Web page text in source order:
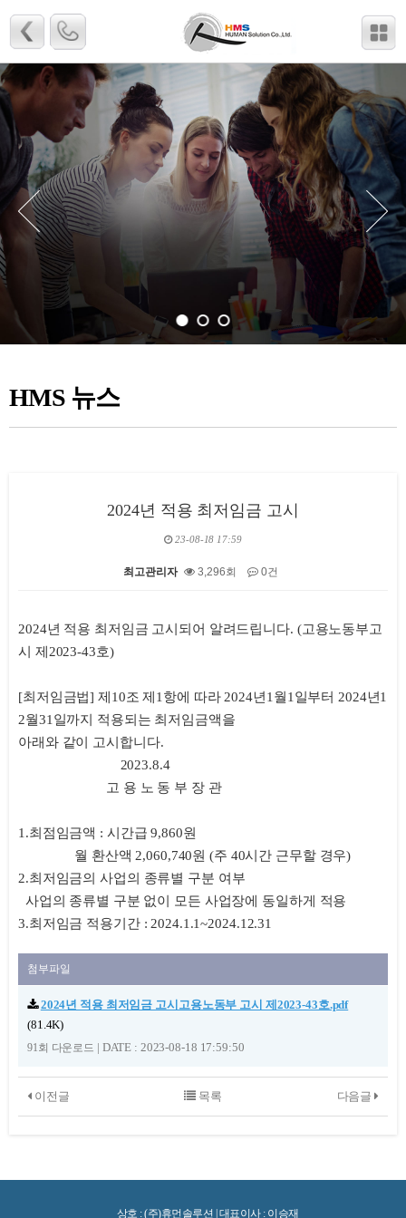
HMS 뉴스
2024년 적용 최저임금 고시
23-08-18 17:59
최고관리자 3,296회 0건
2024년 적용 최저임금 고시되어 알려드립니다. (고용노동부고
시 제2023-43호)
[최저임금법] 제10조 제1항에 따라 2024년1월1일부터 2024년1
2월31일까지 적용되는 최저임금액을
아래와 같이 고시합니다.
2023.8.4
고 용 노 동 부 장 관
1.최점임금액 : 시간급 9,860원
월 환산액 2,060,740원 (주 40시간 근무할 경우)
2.최저임금의 사업의 종류별 구분 여부
사업의 종류별 구분 없이 모든 사업장에 동일하게 적용
3.최저임금 적용기간 : 2024.1.1~2024.12.31
첨부파일
2024년 적용 최저임금 고시고용노동부 고시 제2023-43호.pdf
(81.4K)
91회 다운로드 | DATE : 2023-08-18 17:59:50
이전글 다음글
목록
상호 : (주)휴먼솔루션 | 대표이사 : 이승재